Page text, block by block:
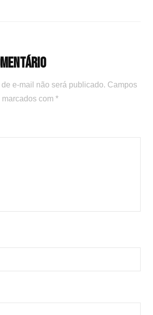
e-mail não será publicado. Campos
com *